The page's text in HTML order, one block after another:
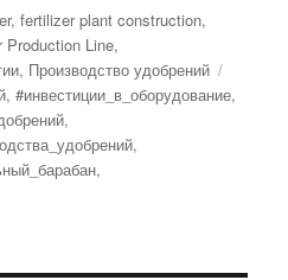
,fertilizer plant construction,
Production Line,
, Производство удобрений
,#инвестиции_в_оборудование,
,
,
,